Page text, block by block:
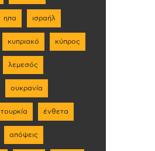
ηπα ισραήλ
κυπριακό κύπρος
λεμεσός
ουκρανία
τουρκία ένθετα
απόψεις